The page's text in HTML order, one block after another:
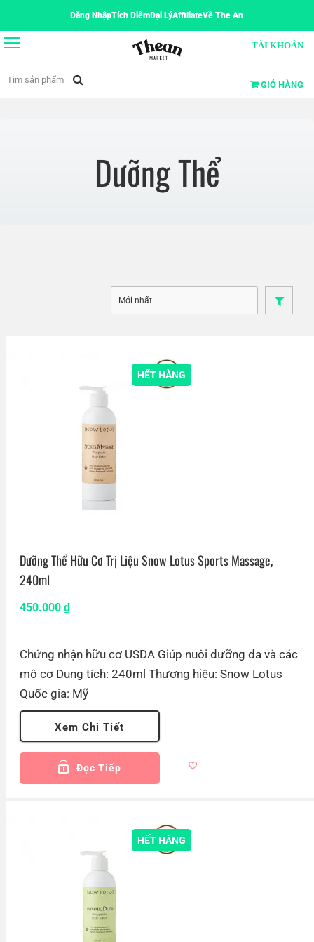
Đăng NhậpTích ĐiểmĐại LýAffiliateVề The An
TÀI KHOẢN
GIỎ HÀNG
Dưỡng Thể
HẾT HÀNG
Dưỡng Thể Hữu Cơ Trị Liệu Snow Lotus Sports Massage,
240ml
450.000 ₫
Chứng nhận hữu cơ USDA Giúp nuôi dưỡng da và các
mô cơ Dung tích: 240ml Thương hiệu: Snow Lotus
Quốc gia: Mỹ
Xem Chi Tiết
Đọc Tiếp
HẾT HÀNG